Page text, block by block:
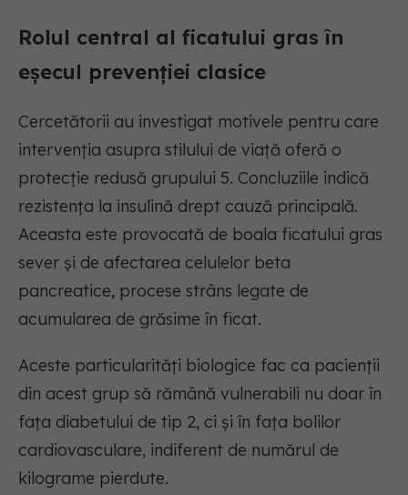
Rolul central al ficatului gras în
eșecul prevenției clasice
Cercetătorii au investigat motivele pentru care
intervenția asupra stilului de viață oferă o
protecție redusă grupului 5. Concluziile indică
rezistența la insulină drept cauză principală.
Aceasta este provocată de boala ficatului gras
sever și de afectarea celulelor beta
pancreatice, procese strâns legate de
acumularea de grăsime în ficat.
Aceste particularități biologice fac ca pacienții
din acest grup să rămână vulnerabili nu doar în
fața diabetului de tip 2, ci și în fața bolilor
cardiovasculare, indiferent de numărul de
kilograme pierdute.